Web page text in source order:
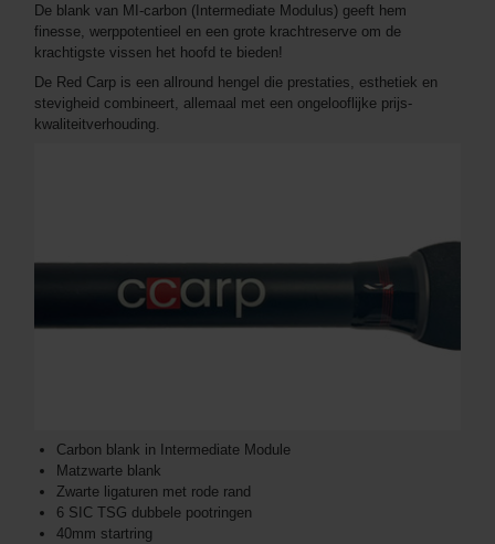
De blank van MI-carbon (Intermediate Modulus) geeft hem
finesse, werppotentieel en een grote krachtreserve om de
krachtigste vissen het hoofd te bieden!
De Red Carp is een allround hengel die prestaties, esthetiek en
stevigheid combineert, allemaal met een ongelooflijke prijs-
kwaliteitverhouding.
Carbon blank in Intermediate Module
Matzwarte blank
Zwarte ligaturen met rode rand
6 SIC TSG dubbele pootringen
40mm startring